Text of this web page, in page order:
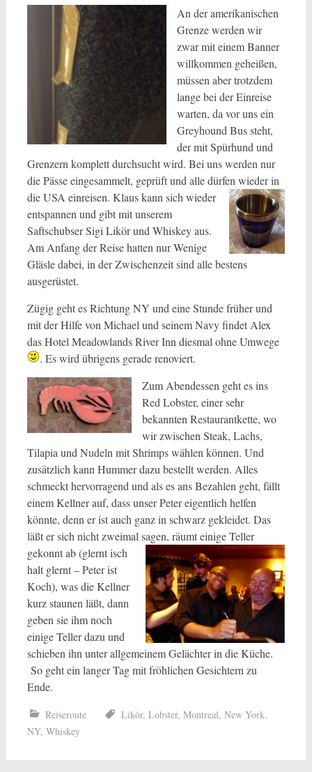
An der amerikanischen
Grenze werden wir
zwar mit einem Banner
willkommen geheißen,
müssen aber trotzdem
lange bei der Einreise
warten, da vor uns ein
Greyhound Bus steht,
der mit Spürhund und
Grenzern komplett durchsucht wird. Bei uns werden nur
die Pässe eingesammelt, geprüft und alle dürfen wieder in
die USA einreisen. Klaus kann sich wieder
entspannen und gibt mit unserem
Saftschubser Sigi Likör und Whiskey aus.
Am Anfang der Reise hatten nur Wenige
Gläsle dabei, in der Zwischenzeit sind alle bestens
ausgerüstet.
Zügig geht es Richtung NY und eine Stunde früher und
mit der Hilfe von Michael und seinem Navy findet Alex
das Hotel Meadowlands River Inn diesmal ohne Umwege
. Es wird übrigens gerade renoviert.
Zum Abendessen geht es ins
Red Lobster, einer sehr
bekannten Restaurantkette, wo
wir zwischen Steak, Lachs,
Tilapia und Nudeln mit Shrimps wählen können. Und
zusätzlich kann Hummer dazu bestellt werden. Alles
schmeckt hervorragend und als es ans Bezahlen geht, fällt
einem Kellner auf, dass unser Peter eigentlich helfen
könnte, denn er ist auch ganz in schwarz gekleidet. Das
läßt er sich nicht zweimal sagen, räumt einige Teller
gekonnt ab (glernt isch
halt glernt – Peter ist
Koch), was die Kellner
kurz staunen läßt, dann
geben sie ihm noch
einige Teller dazu und
schieben ihn unter allgemeinem Gelächter in die Küche.
So geht ein langer Tag mit fröhlichen Gesichtern zu
Ende.
Reiseroute Likör, Lobster, Montreal, New York,
NY, Whiskey